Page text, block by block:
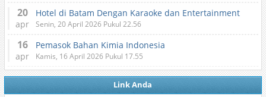
20
apr
Hotel di Batam Dengan Karaoke dan Entertainment
Senin, 20 April 2026 Pukul 22.56
16
apr
Pemasok Bahan Kimia Indonesia
Kamis, 16 April 2026 Pukul 17.55
Link Anda